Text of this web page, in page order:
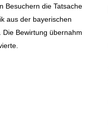
Besuchern die Tatsache
aus der bayerischen
Bewirtung übernahm